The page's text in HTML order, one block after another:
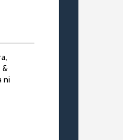
&
ni